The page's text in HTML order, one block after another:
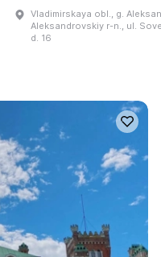
Vladimirskaya obl., g.
Aleksandrovskiy r-n., ul.
d. 16